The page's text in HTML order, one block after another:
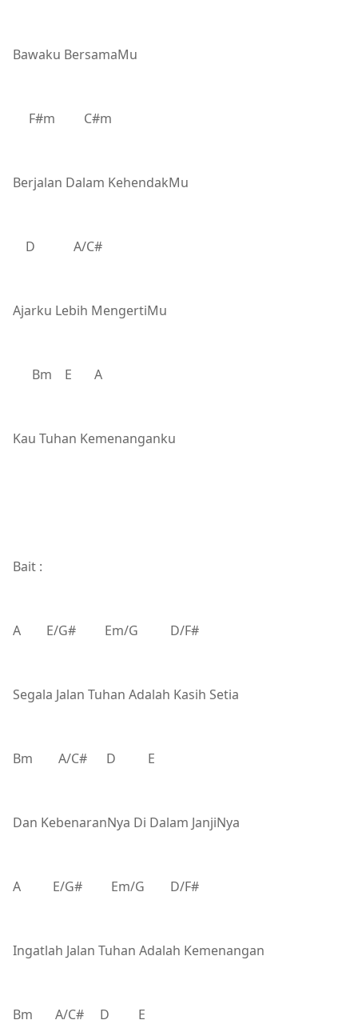
Bawaku BersamaMu
F#m C#m
Berjalan Dalam KehendakMu
D A/C#
Ajarku Lebih MengertiMu
Bm E A
Kau Tuhan Kemenanganku
Bait :
A E/G# Em/G D/F#
Segala Jalan Tuhan Adalah Kasih Setia
Bm A/C# D E
Dan KebenaranNya Di Dalam JanjiNya
A E/G# Em/G D/F#
Ingatlah Jalan Tuhan Adalah Kemenangan
Bm A/C# D E